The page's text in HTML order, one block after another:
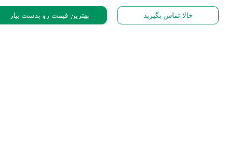
بهترین قیمت رو بدست بیار حالا تماس بگیرید